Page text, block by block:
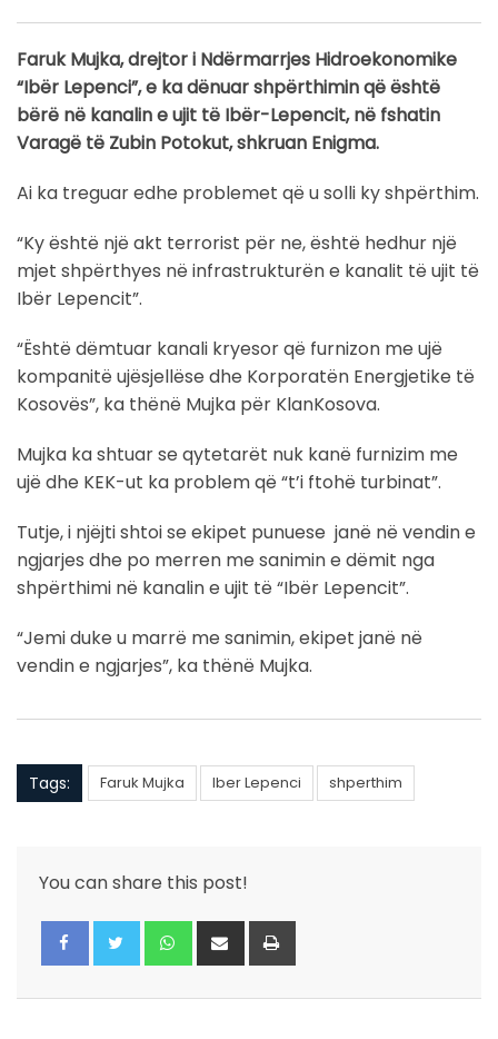
Faruk Mujka, drejtor i Ndërmarrjes Hidroekonomike
“Ibër Lepenci”, e ka dënuar shpërthimin që është
bërë në kanalin e ujit të Ibër-Lepencit, në fshatin
Varagë të Zubin Potokut, shkruan Enigma.
Ai ka treguar edhe problemet që u solli ky shpërthim.
“Ky është një akt terrorist për ne, është hedhur një
mjet shpërthyes në infrastrukturën e kanalit të ujit të
Ibër Lepencit”.
“Është dëmtuar kanali kryesor që furnizon me ujë
kompanitë ujësjellëse dhe Korporatën Energjetike të
Kosovës”, ka thënë Mujka për KlanKosova.
Mujka ka shtuar se qytetarët nuk kanë furnizim me
ujë dhe KEK-ut ka problem që “t’i ftohë turbinat”.
Tutje, i njëjti shtoi se ekipet punuese janë në vendin e
ngjarjes dhe po merren me sanimin e dëmit nga
shpërthimi në kanalin e ujit të “Ibër Lepencit”.
“Jemi duke u marrë me sanimin, ekipet janë në
vendin e ngjarjes”, ka thënë Mujka.
Tags: Faruk Mujka Iber Lepenci shperthim
You can share this post!
Whatsapp
Share